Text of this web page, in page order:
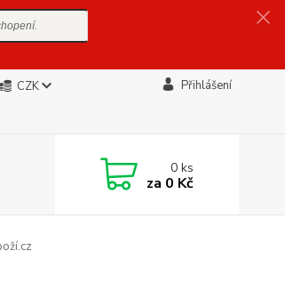
CZK Přihlášení
0ks
za 0 Kč